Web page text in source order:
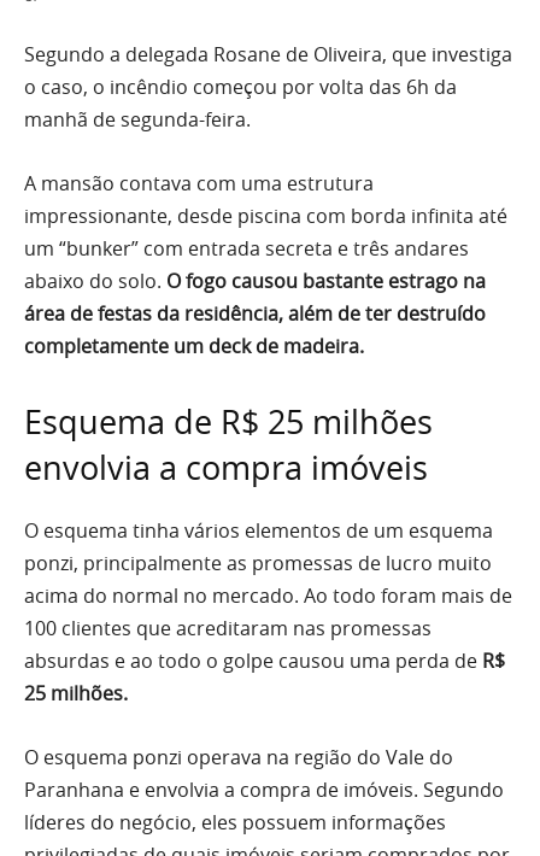
Segundo a delegada Rosane de Oliveira, que investiga
o caso, o incêndio começou por volta das 6h da
manhã de segunda-feira.
A mansão contava com uma estrutura
impressionante, desde piscina com borda infinita até
um “bunker” com entrada secreta e três andares
abaixo do solo. O fogo causou bastante estrago na
área de festas da residência, além de ter destruído
completamente um deck de madeira.
Esquema de R$ 25 milhões
envolvia a compra imóveis
O esquema tinha vários elementos de um esquema
ponzi, principalmente as promessas de lucro muito
acima do normal no mercado. Ao todo foram mais de
100 clientes que acreditaram nas promessas
absurdas e ao todo o golpe causou uma perda de R$
25 milhões.
O esquema ponzi operava na região do Vale do
Paranhana e envolvia a compra de imóveis. Segundo
líderes do negócio, eles possuem informações